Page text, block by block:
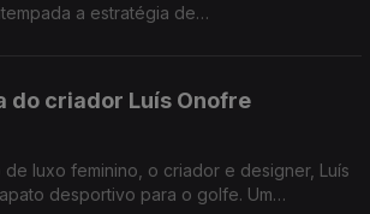
a estratégia de
do criador Luís Onofre
luxo feminino, o criador e designer, Luís
desportivo para o golfe. Um